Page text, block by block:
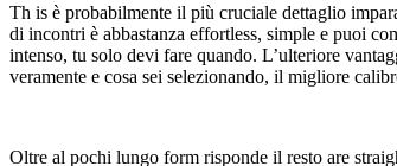
Th is è probabilmente il più cruciale dettaglio
di incontri è abbastanza effortless, simple e puoi
intenso, tu solo devi fare quando. L’ulteriore
veramente e cosa sei selezionando, il migliore
Oltre al pochi lungo form risponde il resto are